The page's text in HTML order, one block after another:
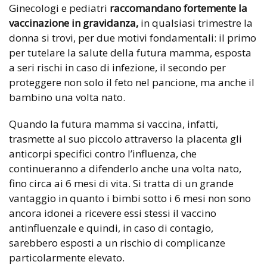
Ginecologi e pediatri raccomandano fortemente la
vaccinazione in gravidanza, in qualsiasi trimestre la
donna si trovi, per due motivi fondamentali: il primo
per tutelare la salute della futura mamma, esposta
a seri rischi in caso di infezione, il secondo per
proteggere non solo il feto nel pancione, ma anche il
bambino una volta nato.
Quando la futura mamma si vaccina, infatti,
trasmette al suo piccolo attraverso la placenta gli
anticorpi specifici contro l’influenza, che
continueranno a difenderlo anche una volta nato,
fino circa ai 6 mesi di vita. Si tratta di un grande
vantaggio in quanto i bimbi sotto i 6 mesi non sono
ancora idonei a ricevere essi stessi il vaccino
antinfluenzale e quindi, in caso di contagio,
sarebbero esposti a un rischio di complicanze
particolarmente elevato.